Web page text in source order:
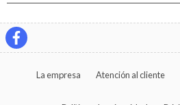
La empresa Atención al cliente